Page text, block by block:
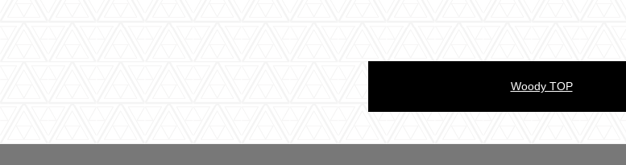
Woody TOP